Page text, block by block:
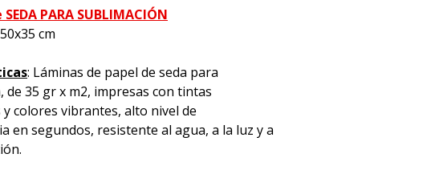
PARA SUBLIMACIÓN
cm
: Láminas de papel de seda para
de 35 gr x m2, impresas con tintas
colores vibrantes, alto nivel de
en segundos, resistente al agua, a la luz y a